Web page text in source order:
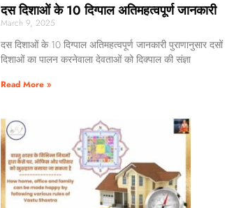
दस दिशाओं के 10 दिग्पाल अतिमहत्वपूर्ण जानकारी
March 9, 2025
दस दिशाओं के 10 दिग्पाल अतिमहत्वपूर्ण जानकारी पुराणानुसार दसों
दिशाओं का पालन करनेवाला देवताओं को दिक्पाल की संज्ञा
Read More »